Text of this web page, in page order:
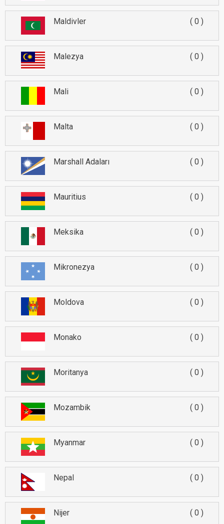
Maldivler 0
Malezya 0
Mali 0
Malta 0
Marshall Adaları 0
Mauritius 0
Meksika 0
Mikronezya 0
Moldova 0
Monako 0
Moritanya 0
Mozambik 0
Myanmar 0
Nepal 0
Nijer 0